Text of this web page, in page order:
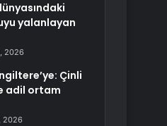
yalanlayan
2026
Çinli
adil ortam
2026